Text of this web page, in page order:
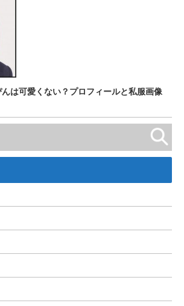
は可愛くない？プロフィールと私服画像